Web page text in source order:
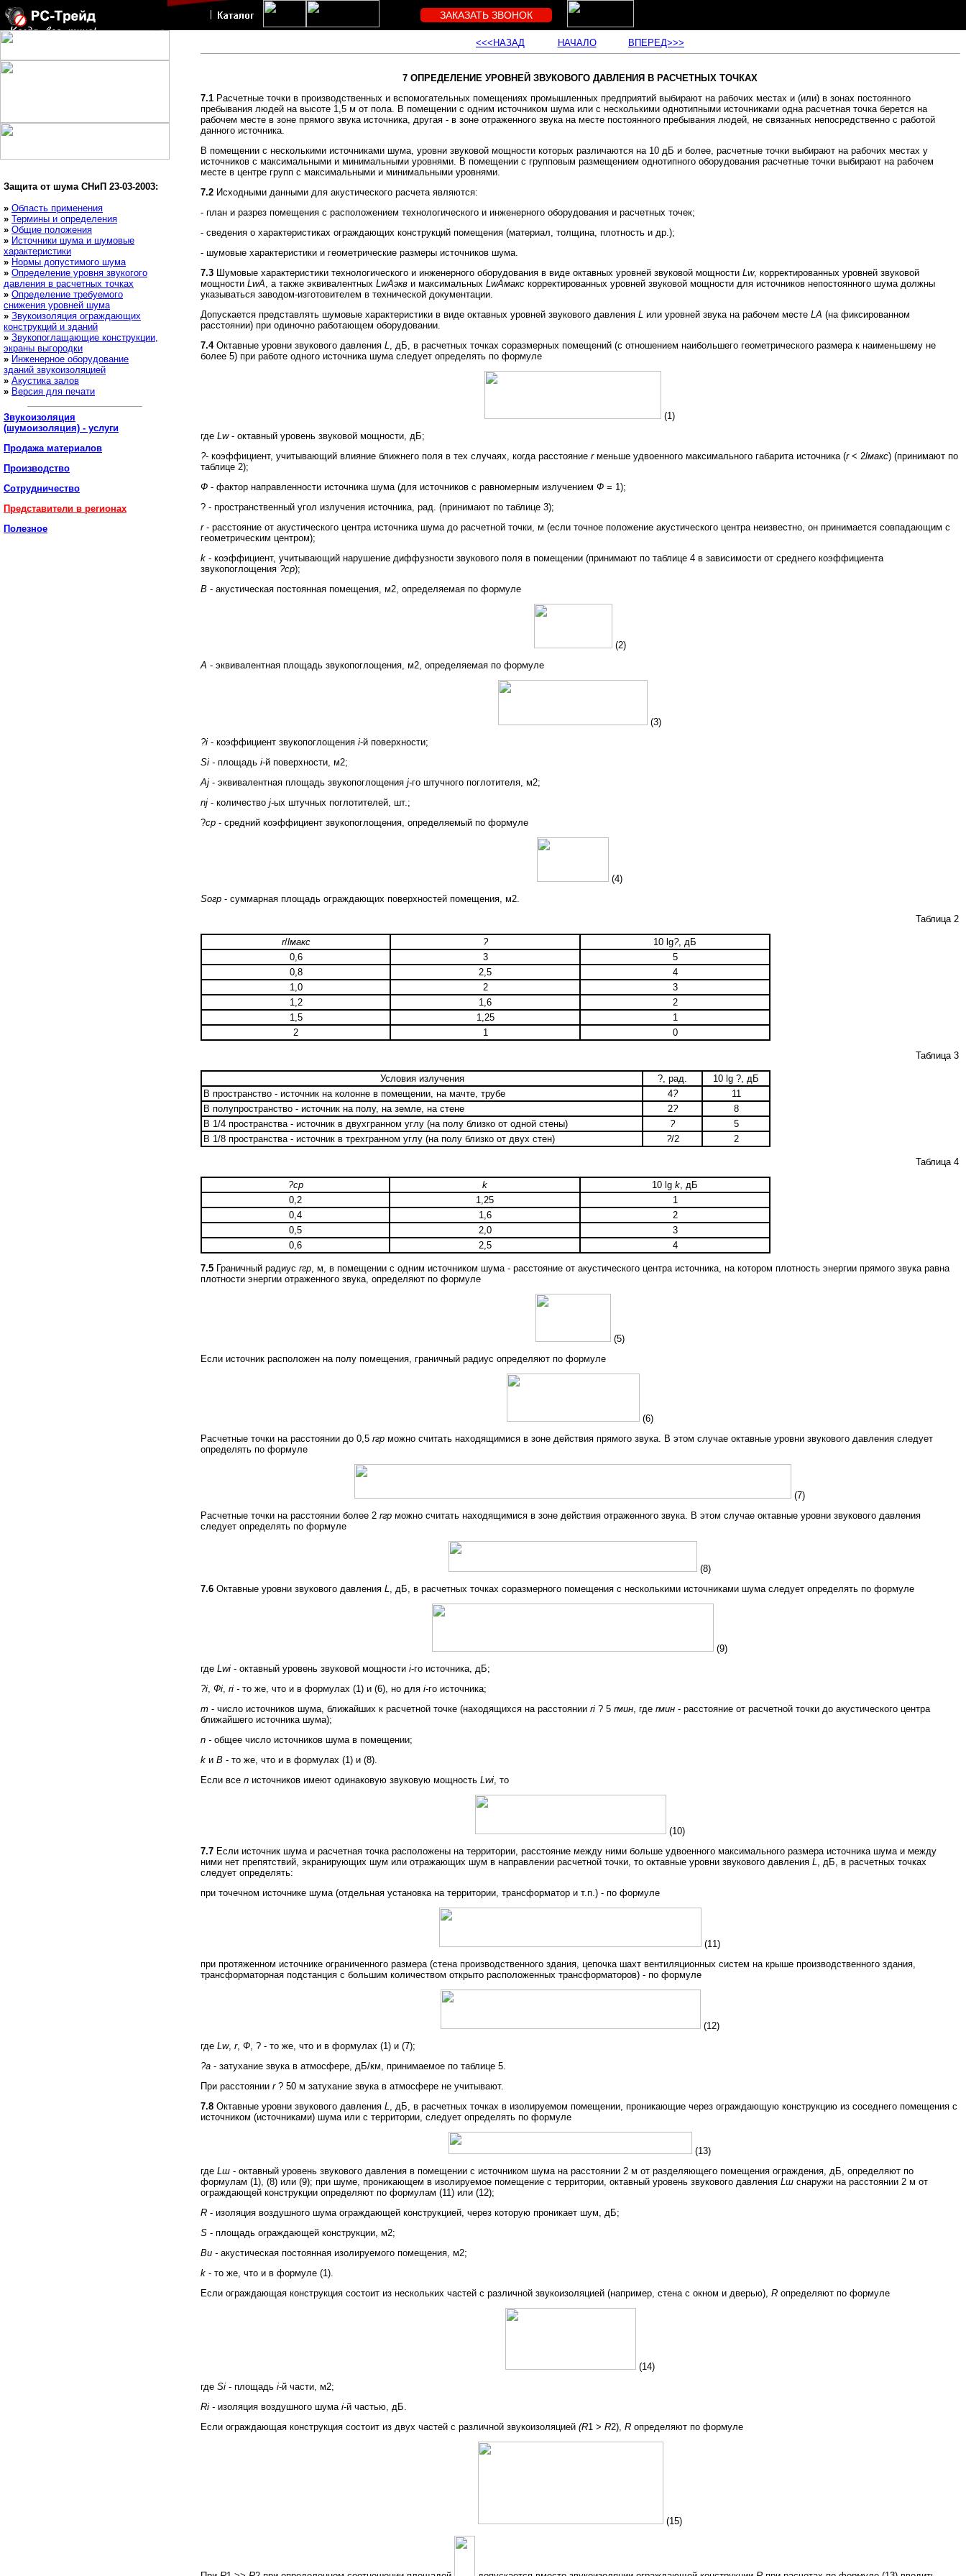
ЗАКАЗАТЬ ЗВОНОК
Защита от шума СНиП 23-03-2003:
» Область применения
» Термины и определения
» Общие положения
» Источники шума и шумовые
характеристики
» Нормы допустимого шума
» Определение уровня звукогого
давления в расчетных точках
» Определение требуемого
снижения уровней шума
» Звукоизоляция ограждающих
конструкций и зданий
» Звукопоглащающие конструкции,
экраны выгородки
» Инженерное оборудование
зданий звукоизоляцией
» Акустика залов
» Версия для печати
Звукоизоляция
(шумоизоляция) - услуги
Продажа материалов
Производство
Сотрудничество
Представители в регионах
Полезное
<<<НАЗАД НАЧАЛО ВПЕРЕД>>>
7 ОПРЕДЕЛЕНИЕ УРОВНЕЙ ЗВУКОВОГО ДАВЛЕНИЯ В РАСЧЕТНЫХ ТОЧКАХ
7.1 Расчетные точки в производственных и вспомогательных помещениях промышленных предприятий выбирают на рабочих местах и (или) в зонах постоянного
пребывания людей на высоте 1,5 м от пола. В помещении с одним источником шума или с несколькими однотипными источниками одна расчетная точка берется на
рабочем месте в зоне прямого звука источника, другая - в зоне отраженного звука на месте постоянного пребывания людей, не связанных непосредственно с работой
данного источника.
В помещении с несколькими источниками шума, уровни звуковой мощности которых различаются на 10 дБ и более, расчетные точки выбирают на рабочих местах у
источников с максимальными и минимальными уровнями. В помещении с групповым размещением однотипного оборудования расчетные точки выбирают на рабочем
месте в центре групп с максимальными и минимальными уровнями.
7.2 Исходными данными для акустического расчета являются:
- план и разрез помещения с расположением технологического и инженерного оборудования и расчетных точек;
- сведения о характеристиках ограждающих конструкций помещения (материал, толщина, плотность и др.);
- шумовые характеристики и геометрические размеры источников шума.
7.3 Шумовые характеристики технологического и инженерного оборудования в виде октавных уровней звуковой мощности Lw, корректированных уровней звуковой
мощности LwA, а также эквивалентных LwAэкв и максимальных LwAмакс корректированных уровней звуковой мощности для источников непостоянного шума должны
указываться заводом-изготовителем в технической документации.
Допускается представлять шумовые характеристики в виде октавных уровней звукового давления L или уровней звука на рабочем месте LA (на фиксированном
расстоянии) при одиночно работающем оборудовании.
7.4Октавные уровни звукового давления L, дБ, в расчетных точках соразмерных помещений (с отношением наибольшего геометрического размера к наименьшему не
более 5) при работе одного источника шума следует определять по формуле
(1)
где Lw- октавный уровень звуковой мощности, дБ;
?- коэффициент, учитывающий влияние ближнего поля в тех случаях, когда расстояние rменьше удвоенного максимального габарита источника (r< 2lмакс) (принимают по
таблице 2);
Ф - фактор направленности источника шума (для источников с равномерным излучением Ф = 1);
? - пространственный угол излучения источника, рад. (принимают по таблице 3);
r- расстояние от акустического центра источника шума до расчетной точки, м (если точное положение акустического центра неизвестно, он принимается совпадающим с
геометрическим центром);
k - коэффициент, учитывающий нарушение диффузности звукового поля в помещении (принимают по таблице 4 в зависимости от среднего коэффициента
звукопоглощения ?ср);
В - акустическая постоянная помещения, м2, определяемая по формуле
(2)
А - эквивалентная площадь звукопоглощения, м2, определяемая по формуле
(3)
?i - коэффициент звукопоглощения i-й поверхности;
Si - площадь i-й поверхности, м2;
Аj - эквивалентная площадь звукопоглощения j-го штучного поглотителя, м2;
nj - количество j-ых штучных поглотителей, шт.;
?cp - средний коэффициент звукопоглощения, определяемый по формуле
(4)
Sогр - суммарная площадь ограждающих поверхностей помещения, м2.
Таблица 2
r/lмакс ? 10 lg?, дБ
0,6
3
5
0,8
2,5
4
1,0
2
3
1,2
1,6
2
1,5
1,25
1
2
1 0
Таблица 3
Условия излучения ?, рад.
10 lg ?, дБ
В пространство - источник на колонне в помещении, на мачте, трубе
4?
11
В полупространство - источник на полу, на земле, на стене
2?
8
В 1/4 пространства - источник в двухгранном углу (на полу близко от одной стены)
?
5
В 1/8 пространства - источник в трехгранном углу (на полу близко от двух стен)
?/2 2
Таблица 4
?cp k 10 lg k, дБ
0,2
1,25
1
0,4
1,6
2
0,5
2,0
3
0,6
2,5 4
7.5 Граничный радиус rгр, м, в помещении с одним источником шума - расстояние от акустического центра источника, на котором плотность энергии прямого звука равна
плотности энергии отраженного звука, определяют по формуле
(5)
Если источник расположен на полу помещения, граничный радиус определяют по формуле
(6)
Расчетные точки на расстоянии до 0,5 rгр можно считать находящимися в зоне действия прямого звука. В этом случае октавные уровни звукового давления следует
определять по формуле
(7)
Расчетные точки на расстоянии более 2 rгр можно считать находящимися в зоне действия отраженного звука. В этом случае октавные уровни звукового давления
следует определять по формуле
(8)
7.6 Октавные уровни звукового давления L, дБ, в расчетных точках соразмерного помещения с несколькими источниками шума следует определять по формуле
(9)
где Lwi - октавный уровень звуковой мощности i-го источника, дБ;
?i, Фi, ri - то же, что и в формулах (1) и (6), но для i-го источника;
m - число источников шума, ближайших к расчетной точке (находящихся на расстоянии ri ? 5 rмин, где rмин - расстояние от расчетной точки до акустического центра
ближайшего источника шума);
n - общее число источников шума в помещении;
k и В - то же, что и в формулах (1) и (8).
Если все n источников имеют одинаковую звуковую мощность Lwi, то
(10)
7.7 Если источник шума и расчетная точка расположены на территории, расстояние между ними больше удвоенного максимального размера источника шума и между
ними нет препятствий, экранирующих шум или отражающих шум в направлении расчетной точки, то октавные уровни звукового давления L, дБ, в расчетных точках
следует определять:
при точечном источнике шума (отдельная установка на территории, трансформатор и т.п.) - по формуле
(11)
при протяженном источнике ограниченного размера (стена производственного здания, цепочка шахт вентиляционных систем на крыше производственного здания,
трансформаторная подстанция с большим количеством открыто расположенных трансформаторов) - по формуле
(12)
где Lw, r, Ф, ? - то же, что и в формулах (1) и (7);
?а - затухание звука в атмосфере, дБ/км, принимаемое по таблице 5.
При расстоянии r ? 50 м затухание звука в атмосфере не учитывают.
7.8 Октавные уровни звукового давления L, дБ, в расчетных точках в изолируемом помещении, проникающие через ограждающую конструкцию из соседнего помещения с
источником (источниками) шума или с территории, следует определять по формуле
(13)
где Lш - октавный уровень звукового давления в помещении с источником шума на расстоянии 2 м от разделяющего помещения ограждения, дБ, определяют по
формулам (1), (8) или (9); при шуме, проникающем в изолируемое помещение с территории, октавный уровень звукового давления Lш снаружи на расстоянии 2 м от
ограждающей конструкции определяют по формулам (11) или (12);
R - изоляция воздушного шума ограждающей конструкцией, через которую проникает шум, дБ;
S - площадь ограждающей конструкции, м2;
Ви - акустическая постоянная изолируемого помещения, м2;
k - то же, что и в формуле (1).
Если ограждающая конструкция состоит из нескольких частей с различной звукоизоляцией (например, стена с окном и дверью), R определяют по формуле
(14)
где Si - площадь i-й части, м2;
Ri - изоляция воздушного шума i-й частью, дБ.
Если ограждающая конструкция состоит из двух частей с различной звукоизоляцией (R1 > R2), R определяют по формуле
(15)